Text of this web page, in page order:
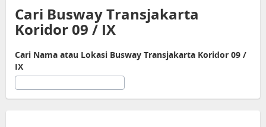
Cari Busway Transjakarta
Koridor 09 / IX
Cari Nama atau Lokasi Busway Transjakarta Koridor 09 /
IX